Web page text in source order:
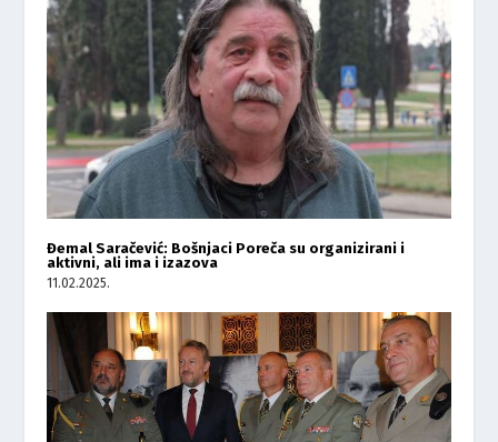
Đemal Saračević: Bošnjaci Poreča su organizirani i
aktivni, ali ima i izazova
11.02.2025.